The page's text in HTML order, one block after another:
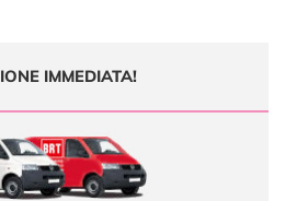
IMMEDIATA!